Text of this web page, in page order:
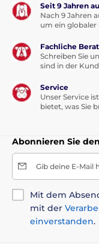
Seit 9 Jahren
Nach 9 Jahren
um ein
Fachliche
Schreiben Sie
sind in der
Service
Unser Service
bietet, was Sie
Abonnieren Sie
Gib deine E-Mail
Mit dem
mit der
einverstanden.